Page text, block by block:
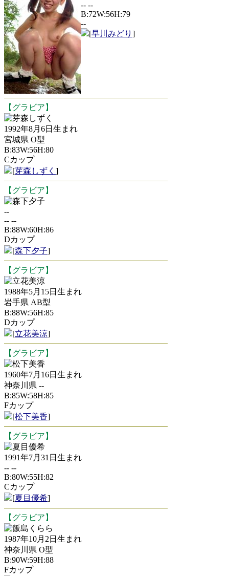
-- --
B:72W:56H:79
--
[早川みどり ]
【グラビア】
芽森しずく
1992年8月6日生まれ
宮城県 O型
B:83W:56H:80
Cカップ
[芽森しずく ]
【グラビア】
森下夕子
--
-- --
B:88W:60H:86
Dカップ
[森下夕子]
【グラビア】
立花美涼
1988年5月15日生まれ
岩手県 AB型
B:88W:56H:85
Dカップ
[立花美涼]
【グラビア】
松下美香
1960年7月16日生まれ
神奈川県 --
B:85W:58H:85
Fカップ
[松下美香]
【グラビア】
夏目優希
1991年7月31日生まれ
-- --
B:80W:55H:82
Cカップ
[夏目優希]
【グラビア】
飯島くらら
1987年10月2日生まれ
神奈川県 O型
B:90W:59H:88
Fカップ